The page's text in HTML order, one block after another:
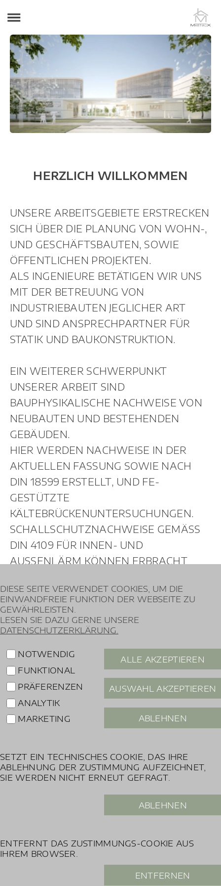
HERZLICH WILLKOMMEN
UND GESCHÄFTSBAUTEN, SOWIE
MIT DER BETREUUNG VON
UND SIND ANSPRECHPARTNER FÜR
STATIK UND BAUKONSTRUKTION.
EIN WEITERER SCHWERPUNKT
UNSERER ARBEIT SIND
BAUPHYSIKALISCHE NACHWEISE VON
GEBÄUDEN.
HIER WERDEN NACHWEISE IN DER
DIN 18599 ERSTELLT, UND FE-
KÄLTEBRÜCKENUNTERSUCHUNGEN.
DIN 4109 FÜR INNEN- UND
AUSSENLÄRM KÖNNEN ERBRACHT
WOHNBAU
GESCHÄFTSBAU
INDUSTRIEBAU
Mastiaux -
BAUSTATIK
Glück-Auf-Str. 168
46284 Dorsten
IMPRESSUM DATENSCHUTZ
02362 202 98-0
0171 216 95 11
DIESE SEITE VERWENDET COOKIES, UM DIE
EINWANDFREIE FUNKTION DER WEBSEITE ZU
GEWÄHRLEISTEN.
DATENSCHUTZERKLÄRUNG.
NOTWENDIG
FUNKTIONAL
ANALYTIK
MARKETING
ALLE AKZEPTIEREN
ABLEHNEN
SETZT EIN TECHNISCHES COOKIE, DAS IHRE
ABLEHNUNG DER ZUSTIMMUNG AUFZEICHNET,
SIE WERDEN NICHT ERNEUT GEFRAGT.
ENTFERNT DAS ZUSTIMMUNGS-COOKIE AUS
IHREM BROWSER.
ENTFERNEN